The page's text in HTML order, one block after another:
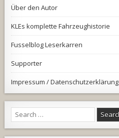
Über den Autor
KLEs komplette Fahrzeughistorie
Fusselblog Leserkarren
Supporter
Impressum / Datenschutzerklärung
Search
for: